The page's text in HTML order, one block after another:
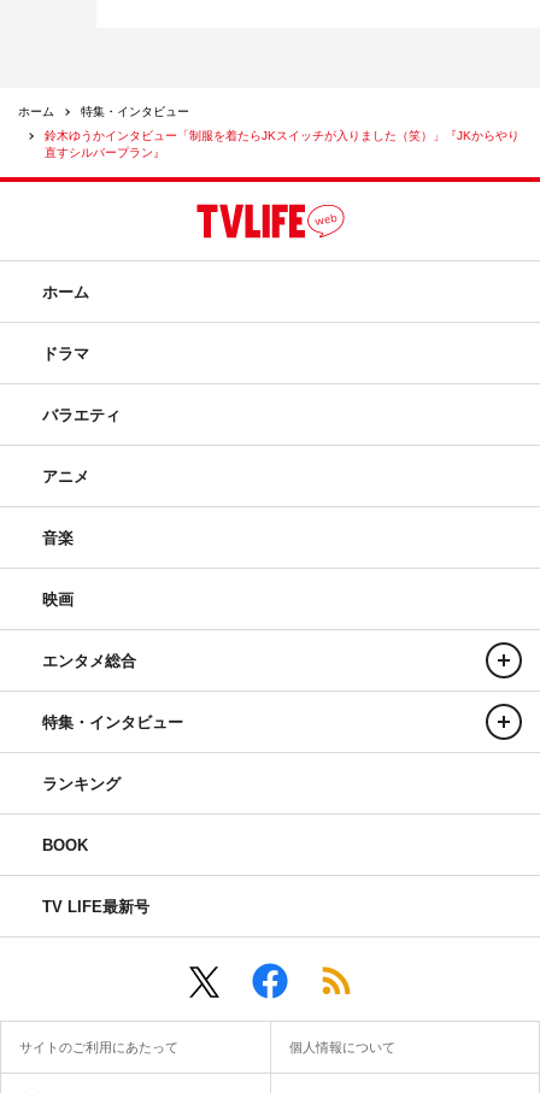
ホーム
特集・インタビュー
鈴木ゆうかインタビュー「制服を着たらJKスイッチが入りました（笑）」『JKからやり
直すシルバープラン』
ホーム
ドラマ
バラエティ
アニメ
音楽
映画
エンタメ総合
特集・インタビュー
ランキング
BOOK
TV LIFE最新号
サイトのご利用にあたって 個人情報について